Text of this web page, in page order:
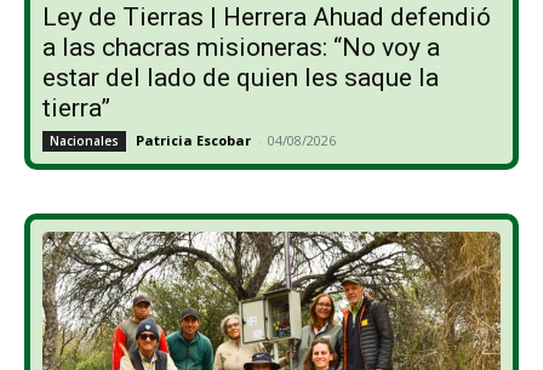
Ley de Tierras | Herrera Ahuad defendió
a las chacras misioneras: “No voy a
estar del lado de quien les saque la
tierra”
Nacionales Patricia Escobar - 04/08/2026